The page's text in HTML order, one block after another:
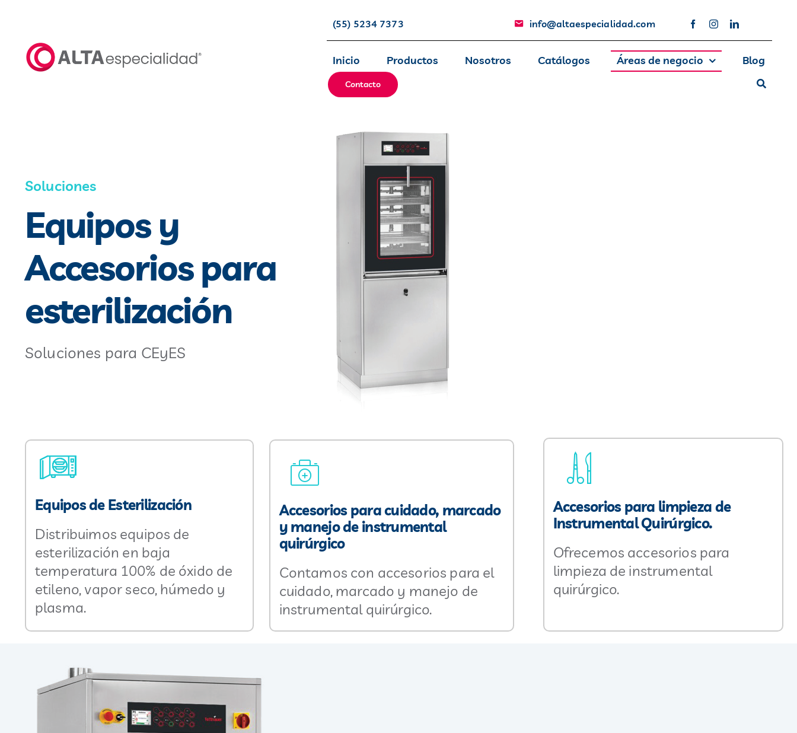
contenido
(55) 5234 7373 info@altaespecialidad.com
Inicio Productos Nosotros Catálogos Áreas de negocio Blog
Contacto
Soluciones
Equipos y
Accesorios para
esterilización
Soluciones para CEyES
Equipos de Esterilización
Distribuimos equipos de
esterilización en baja
temperatura 100% de óxido de
etileno, vapor seco, húmedo y
plasma.
Accesorios para cuidado, marcado
y manejo de instrumental
quirúrgico
Contamos con accesorios para el
cuidado, marcado y manejo de
instrumental quirúrgico.
Accesorios para limpieza de
Instrumental Quirúrgico.
Ofrecemos accesorios para
limpieza de instrumental
quirúrgico.